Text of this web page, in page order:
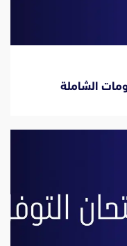
الشاملة